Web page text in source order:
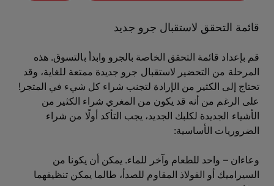
قائمة التحقق لاستقبال جرو جديد
قم بإعداد قائمة التحقق الخاصة بالجرو وابدأ بالتسوق. هذه
المرحلة من التحضير لاستقبال جرو جديدة ممتعة للغاية، وقد
تحتاج إلى الكثير من الإرادة لتجنب شراء كل شيء في المتجر!
على الرغم من أنه قد يكون من المغري شراء الكثير من
الأشياء الجديدة لكلبك الجديد، يجب التأكد أولًا من شراء
الضروريات الأساسية:
وعاءان – واحد للطعام وآخر للماء. يمكن أن يكونا من
السيراميك أو الفولاذ المقاوم للصدأ، طالما يمكن تنظيفهما